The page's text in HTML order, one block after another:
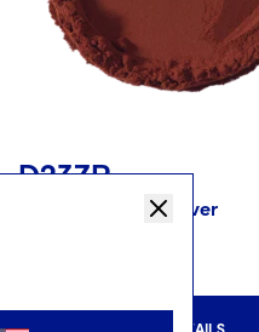
D23ZR
Dutched Kakaopulver